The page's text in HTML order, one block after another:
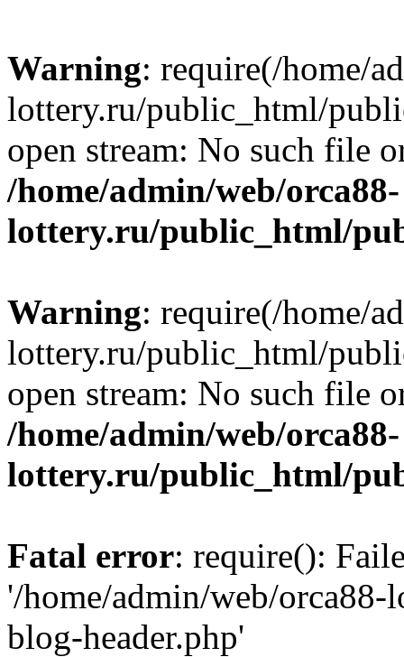
Warning: require(/home/
lottery.ru/public_html/
open stream: No such file
/home/admin/web/orca88-
lottery.ru/public_html/
Warning: require(/home/
lottery.ru/public_html/
open stream: No such file
/home/admin/web/orca88-
lottery.ru/public_html/
Fatal error: require():
'/home/admin/web/
blog-header.php'